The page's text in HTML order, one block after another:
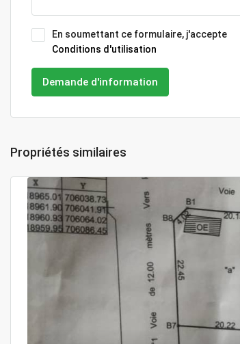
En soumettant ce formulaire, j'accepte
Conditions d'utilisation
Demande d'information
Propriétés similaires